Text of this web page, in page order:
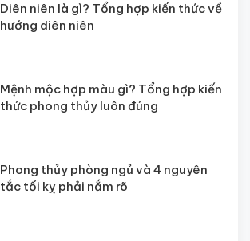
Diên niên là gì? Tổng hợp kiến thức về
hướng diên niên
Mệnh mộc hợp màu gì? Tổng hợp kiến
thức phong thủy luôn đúng
Phong thủy phòng ngủ và 4 nguyên
tắc tối kỵ phải nắm rõ